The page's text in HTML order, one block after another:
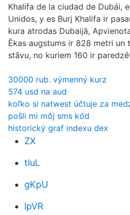
Khalifa de la ciudad de Dubái,
Unidos, y es Burj Khalifa ir
kura atrodas Dubaijā,
Ēkas augstums ir 828 metri un
stāvu, no kuriem 160 ir
30000 rub. výmenný kurz
574 usd na aud
koľko si natwest účtuje za
pošli mi môj sms kód
historický graf indexu dex
ZX
tluL
gKpU
lpVR